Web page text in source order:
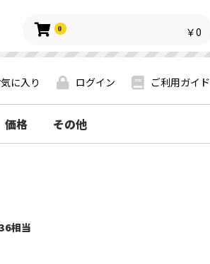
0 ￥0
に入り ログイン ご利用ガイド
価格 その他
相当